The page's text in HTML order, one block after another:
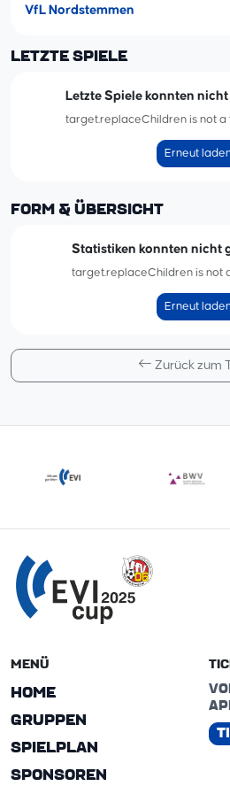
VfL Nordstemmen
LETZTE SPIELE
Letzte Spiele konnten
target.replaceChildren is not a
Erneut
FORM & ÜBERSICHT
Statistiken konnten nicht
target.replaceChildren is not
Erneut
Zurück zum
MENÜ
HOME
GRUPPEN
SPIELPLAN
SPONSOREN